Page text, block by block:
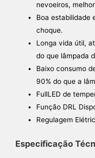
nevoeiros,
Boa estabilidade
choque.
Longa vida útil,
do que lâmpada
Baixo consumo
90% do que a
FullLED de
Função DRL
Regulagem
Especificação